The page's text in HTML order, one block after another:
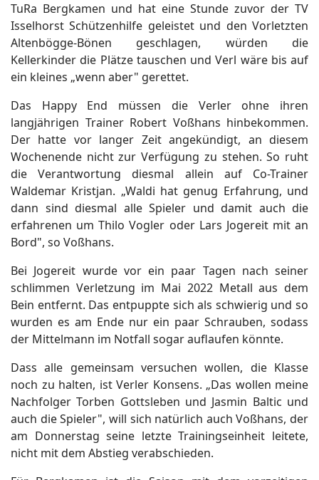
TuRa Bergkamen und hat eine Stunde zuvor der TV
Isselhorst Schützenhilfe geleistet und den Vorletzten
Altenbögge-Bönen geschlagen, würden die
Kellerkinder die Plätze tauschen und Verl wäre bis auf
ein kleines „wenn aber" gerettet.
Das Happy End müssen die Verler ohne ihren
langjährigen Trainer Robert Voßhans hinbekommen.
Der hatte vor langer Zeit angekündigt, an diesem
Wochenende nicht zur Verfügung zu stehen. So ruht
die Verantwortung diesmal allein auf Co-Trainer
Waldemar Kristjan. „Waldi hat genug Erfahrung, und
dann sind diesmal alle Spieler und damit auch die
erfahrenen um Thilo Vogler oder Lars Jogereit mit an
Bord", so Voßhans.
Bei Jogereit wurde vor ein paar Tagen nach seiner
schlimmen Verletzung im Mai 2022 Metall aus dem
Bein entfernt. Das entpuppte sich als schwierig und so
wurden es am Ende nur ein paar Schrauben, sodass
der Mittelmann im Notfall sogar auflaufen könnte.
Dass alle gemeinsam versuchen wollen, die Klasse
noch zu halten, ist Verler Konsens. „Das wollen meine
Nachfolger Torben Gottsleben und Jasmin Baltic und
auch die Spieler", will sich natürlich auch Voßhans, der
am Donnerstag seine letzte Trainingseinheit leitete,
nicht mit dem Abstieg verabschieden.